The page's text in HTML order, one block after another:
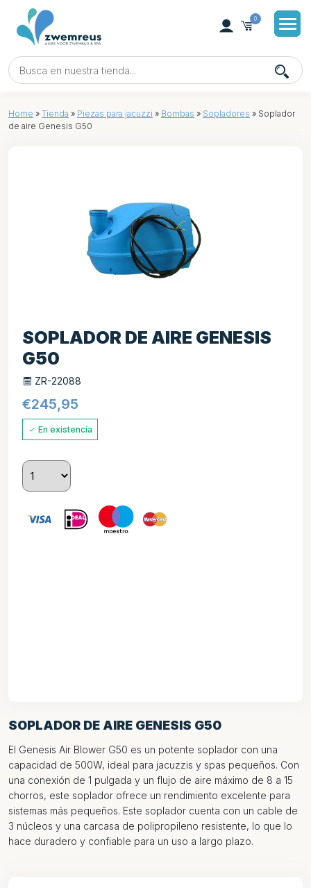
0
Home » Tienda » Piezas para jacuzzi » Bombas » Sopladores » Soplador
de aire Genesis G50
SOPLADOR DE AIRE GENESIS G50
El Genesis Air Blower G50 es un potente soplador con una
capacidad de 500W, ideal para jacuzzis y spas pequeños. Con
una conexión de 1 pulgada y un flujo de aire máximo de 8 a 15
chorros, este soplador ofrece un rendimiento excelente para
sistemas más pequeños. Este soplador cuenta con un cable de
3 núcleos y una carcasa de polipropileno resistente, lo que lo
hace duradero y confiable para un uso a largo plazo.
SOPLADOR DE AIRE GENESIS
G50
ZR-22088
€245,95
En existencia